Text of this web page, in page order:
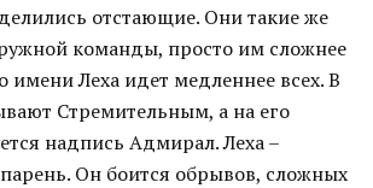
отстающие. Они такие же
команды, просто им сложнее
имени Леха идет медленнее всех. В
Стремительным, а на его
надпись Адмирал. Леха –
Он боится обрывов, сложных